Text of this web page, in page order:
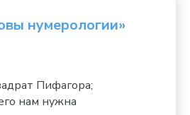
нумерологии»
Пифагора;
нам нужна